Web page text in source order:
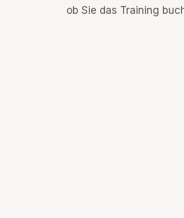
ob Sie das Training